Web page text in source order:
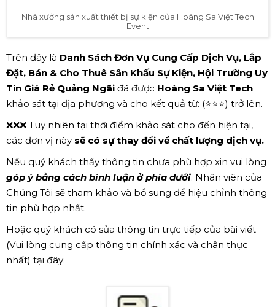
Nhà xưởng sản xuất thiết bị sự kiện của Hoàng Sa Việt Tech
Event
Trên đây là Danh Sách Đơn Vụ Cung Cấp Dịch Vụ, Lắp
Đặt, Bán & Cho Thuê Sân Khấu Sự Kiện, Hội Trường Uy
Tín Giá Rẻ Quảng Ngãi đã được Hoàng Sa Việt Tech
khảo sát tại địa phương và cho kết quả từ: (⭐⭐⭐) trở lên.
❌❌❌ Tuy nhiên tại thời điểm khảo sát cho đến hiện tại,
các đơn vị này sẽ có sự thay đổi về chất lượng dịch vụ.
Nếu quý khách thấy thông tin chưa phù hợp xin vui lòng
góp ý bằng cách bình luận ở phía dưới. Nhân viên của
Chúng Tôi sẽ tham khảo và bổ sung để hiệu chỉnh thông
tin phù hợp nhất.
Hoặc quý khách có sửa thông tin trực tiếp của bài viết
(Vui lòng cung cấp thông tin chính xác và chân thực
nhất) tại đây: